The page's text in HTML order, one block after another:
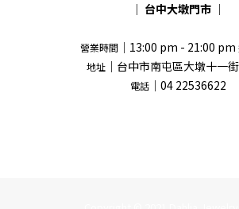
｜ 台中大墩門市 ｜
營業時間｜13:00 pm - 21:00 pm
地址 ｜台中市南屯區大墩十一
電話｜04 22536622